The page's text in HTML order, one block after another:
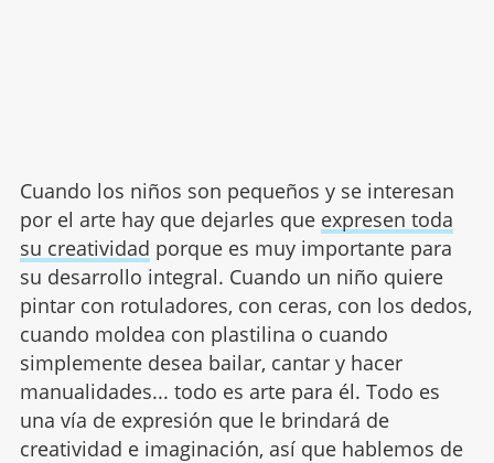
Cuando los niños son pequeños y se interesan
por el arte hay que dejarles que expresen toda
su creatividad porque es muy importante para
su desarrollo integral. Cuando un niño quiere
pintar con rotuladores, con ceras, con los dedos,
cuando moldea con plastilina o cuando
simplemente desea bailar, cantar y hacer
manualidades... todo es arte para él. Todo es
una vía de expresión que le brindará de
creatividad e imaginación, así que hablemos de